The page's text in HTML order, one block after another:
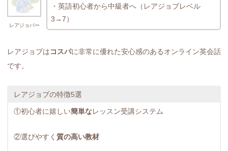
レアジョバー
・英語初心者から中級者へ（レアジョブレベル
3→7）
レアジョブはコスパに非常に優れた安心感のあるオンライン英会話
です。
レアジョブの特徴5選
①初心者に嬉しい簡単なレッスン受講システム
②選びやすく質の高い教材